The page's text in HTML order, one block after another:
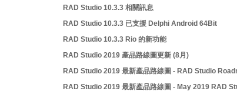
RAD Studio 10.3.3 相關訊息
RAD Studio 10.3.3 已支援 Delphi Android 64Bit
RAD Studio 10.3.3 Rio 的新功能
RAD Studio 2019 產品路線圖更新 (8月)
RAD Studio 2019 最新產品路線圖 - RAD Studio
RAD Studio 2019 最新產品路線圖 - May 2019 RAD